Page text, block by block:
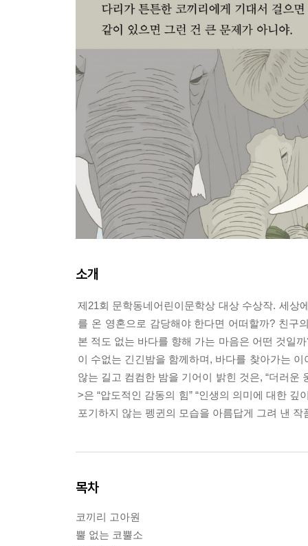
소개
제21회 문학동네어린이문학상 대상 수상작. 세상
를 온 영혼으로 감당해야 한다면 어떠할까? 친구
본 적도 없는 바다를 향해 가는 마음은 어떤 것일
이 수없는 긴긴밤을 함께하며, 바다를 찾아가는
않는 길고 컴컴한 밤을 기어이 밝힌 것은, “더러
>은 “압도적인 감동의 힘” “인생의 의미에 대한
포기하지 않는 펭귄의 모습을 아름답게 그려 낸
목차
코끼리 고아원
뿔 없는 코뿔소